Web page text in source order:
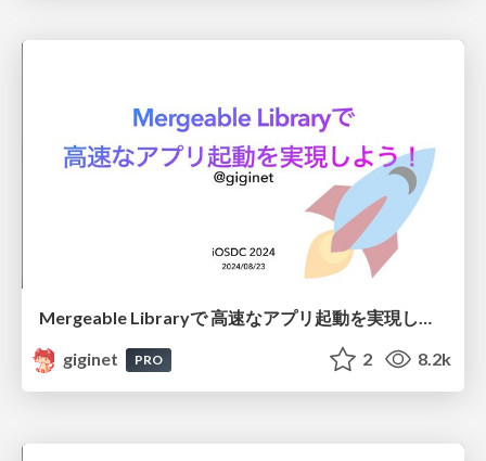
Mergeable Libraryで 高速なアプリ起動を実現しよう！
giginet
PRO 2 8.2k